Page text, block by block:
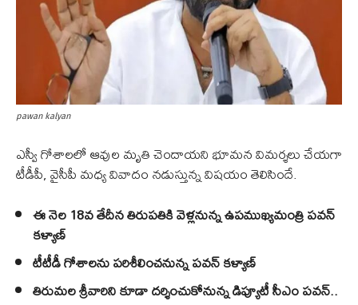
pawan kalyan
ఎస్వీ గోశాలలో ఆవుల మృతి చెందాయని భూమన విమర్శలు చేయగా
టీడీపీ, వైసీపీ మధ్య వివాదం నడుస్తున్న విషయం తెలిసిందే.
ఈ నెల 18వ తేదీన తిరుపతికి వెళ్లనున్న ఉపముఖ్యమంత్రి పవన్
కళ్యాణ్
టీటీడీ గోశాలను పరిశీలించనున్న పవన్ కళ్యాణ్
తిరుమల శ్రీవారిని కూడా దర్శించుకోనున్న డిప్యూటీ సీఎం పవన్..